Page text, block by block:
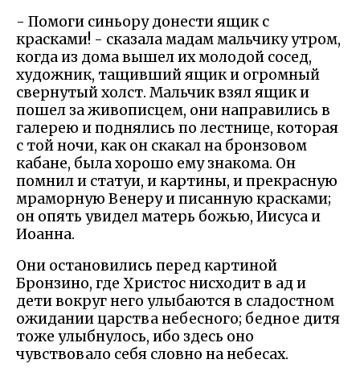
- Помоги синьору донести ящик с
красками! - сказала мадам мальчику утром,
когда из дома вышел их молодой сосед,
художник, тащивший ящик и огромный
свернутый холст. Мальчик взял ящик и
пошел за живописцем, они направились в
галерею и поднялись по лестнице, которая
с той ночи, как он скакал на бронзовом
кабане, была хорошо ему знакома. Он
помнил и статуи, и картины, и прекрасную
мраморную Венеру и писанную красками;
он опять увидел матерь божью, Иисуса и
Иоанна.
Они остановились перед картиной
Бронзино, где Христос нисходит в ад и
дети вокруг него улыбаются в сладостном
ожидании царства небесного; бедное дитя
тоже улыбнулось, ибо здесь оно
чувствовало себя словно на небесах.